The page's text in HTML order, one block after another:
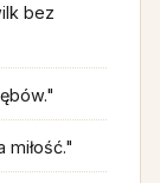
bez
miłość."